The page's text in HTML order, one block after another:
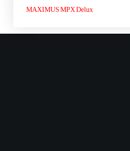
MAXIMUS MPX Delux